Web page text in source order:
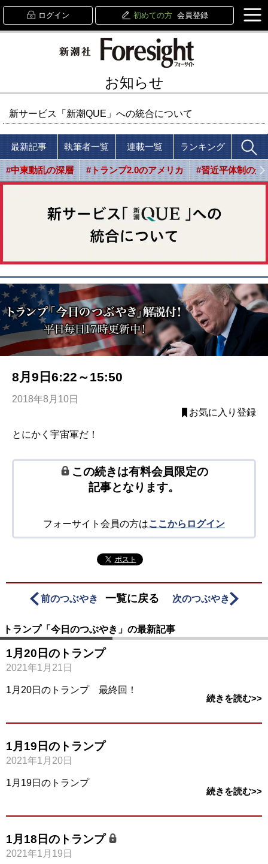
ログイン 初めての方 会員登録
お知らせ
新サービス「新潮QUE」への統合について
最新記事 執筆者一覧 連載一覧 ランキング
#中東動乱の深層 #トランプ2.0のアメリカ #習近平体制の光
8月9日6:22～15:50
2018年8月10日
お気に入り登録
とにかく宇宙軍だ！
この続きは有料会員限定の
記事となります。
フォーサイト会員の方はここからログイン
ポスト
前のつぶやき 一覧に戻る 次のつぶやき
トランプ「今日のつぶやき」の最新記事
1月20日のトランプ
2021年1月21日
1月20日のトランプ 最終回！
続きを読む>>
1月19日のトランプ
2021年1月20日
1月19日のトランプ
続きを読む>>
1月18日のトランプ
2021年1月19日